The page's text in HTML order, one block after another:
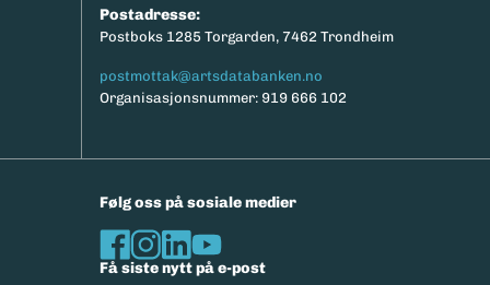
Postadresse:
Postboks 1285 Torgarden, 7462 Trondheim
postmottak@artsdatabanken.no
Organisasjonsnummer: 919 666 102
Følg oss på sosiale medier
Få siste nytt på e-post